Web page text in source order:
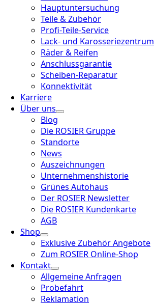
Hauptuntersuchung
Teile & Zubehör
Profi-Teile-Service
Lack- und Karosseriezentrum
Räder & Reifen
Anschlussgarantie
Scheiben-Reparatur
Konnektivität
Karriere
Über uns
Blog
Die ROSIER Gruppe
Standorte
News
Auszeichnungen
Unternehmenshistorie
Grünes Autohaus
Der ROSIER Newsletter
Die ROSIER Kundenkarte
AGB
Shop
Exklusive Zubehör Angebote
Zum ROSIER Online-Shop
Kontakt
Allgemeine Anfragen
Probefahrt
Reklamation